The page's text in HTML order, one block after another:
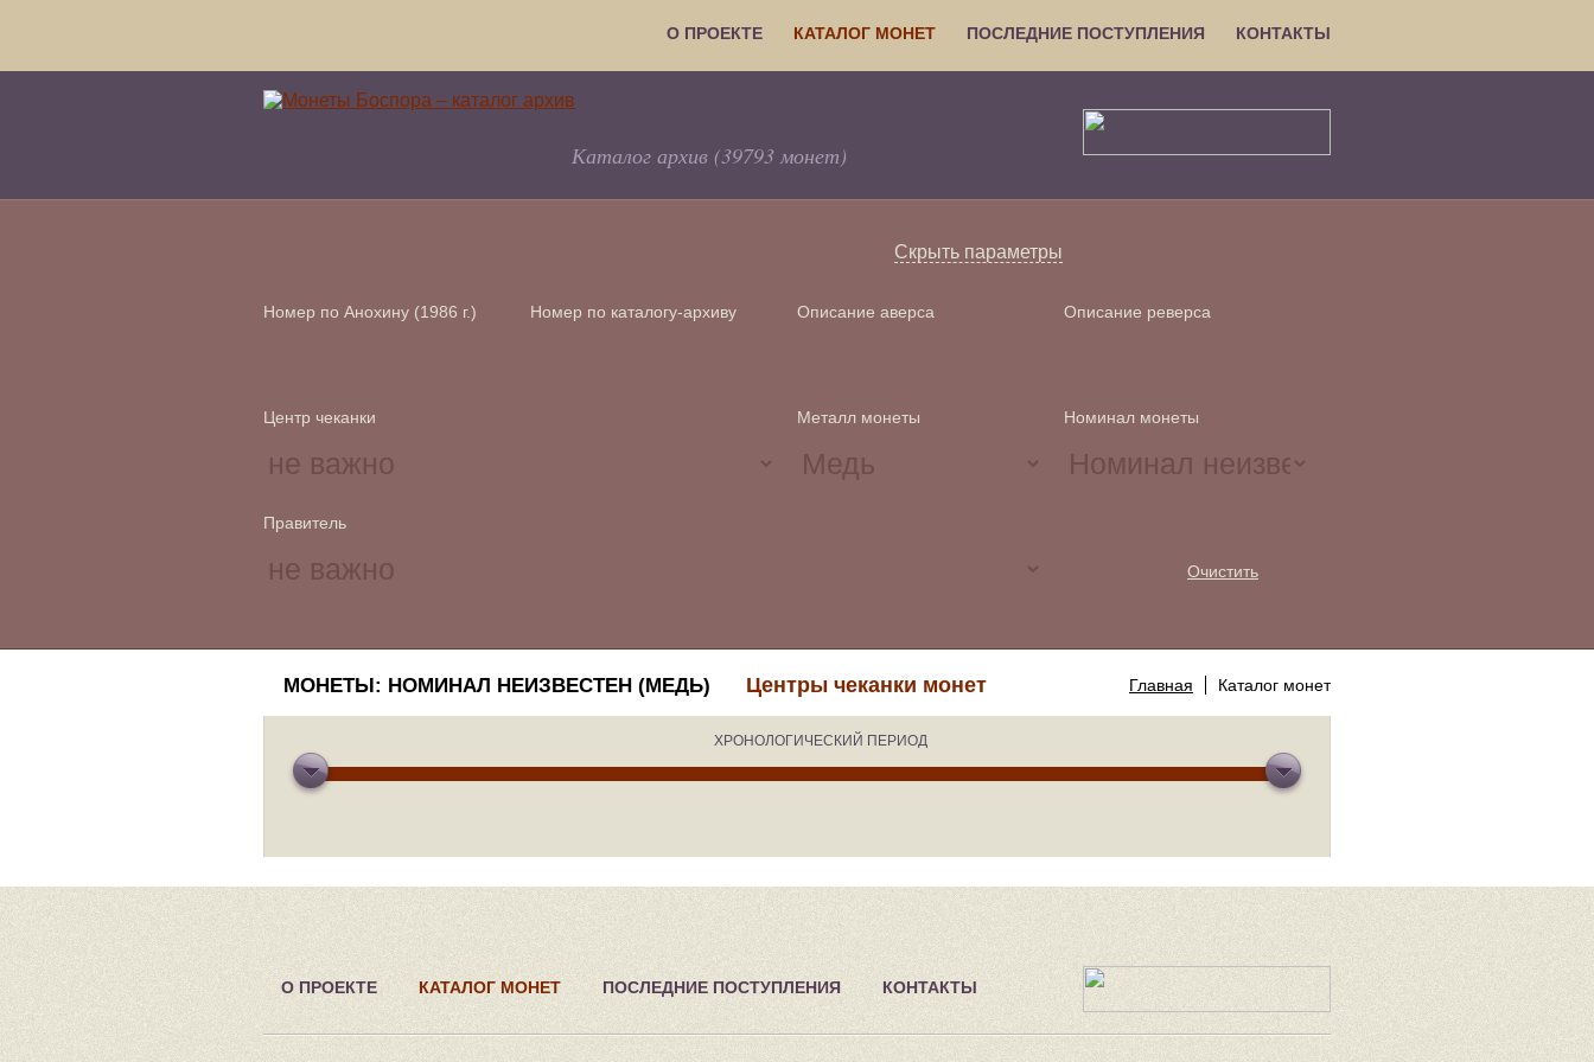
О ПРОЕКТЕ КАТАЛОГ МОНЕТ ПОСЛЕДНИЕ ПОСТУПЛЕНИЯ КОНТАКТЫ
Каталог архив (39793 монет)
Скрыть параметры
Номер по Анохину (1986 г.) Номер по каталогу-архиву Описание аверса Описание реверса
Центр чеканки Металл монеты Номинал монеты
Правитель
Очистить
Главная Каталог монет
МОНЕТЫ: НОМИНАЛ НЕИЗВЕСТЕН (МЕДЬ) Центры чеканки монет
ХРОНОЛОГИЧЕСКИЙ ПЕРИОД
О ПРОЕКТЕ КАТАЛОГ МОНЕТ ПОСЛЕДНИЕ ПОСТУПЛЕНИЯ КОНТАКТЫ